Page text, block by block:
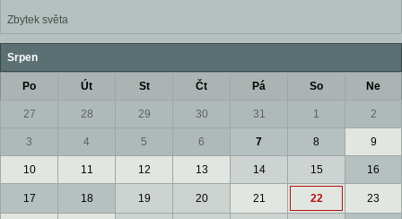
Zbytek světa
Srpen
Po Út St Čt Pá So Ne
27 28 29 30 31 1 2
3 4 5 6 7 8 9
10 11 12 13 14 15 16
17 18 19 20 21 22 23